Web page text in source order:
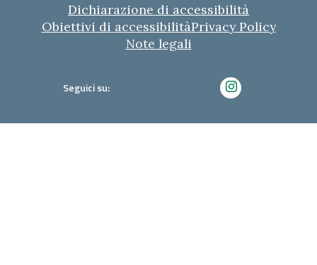
Dichiarazione di accessibilità
Obiettivi di accessibilitàPrivacy Policy
Note legali
Seguici su: